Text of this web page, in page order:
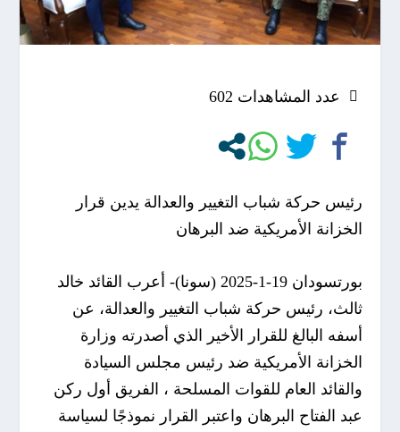
عدد المشاهدات 602
رئيس حركة شباب التغيير والعدالة يدين قرار
الخزانة الأمريكية ضد البرهان
بورتسودان 19-1-2025 (سونا)- أعرب القائد خالد
ثالث، رئيس حركة شباب التغيير والعدالة، عن
أسفه البالغ للقرار الأخير الذي أصدرته وزارة
الخزانة الأمريكية ضد رئيس مجلس السيادة
والقائد العام للقوات المسلحة ، الفريق أول ركن
عبد الفتاح البرهان واعتبر القرار نموذجًا لسياسة